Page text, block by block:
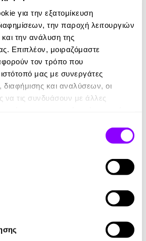
για την εξατομίκευση
την παροχή λειτουργιών
την ανάλυση της
Επιπλέον, μοιραζόμαστε
τον τρόπο που
ιστότοπό μας με συνεργάτες
και αναλύσεων, οι
να τις συνδυάσουν με άλλες